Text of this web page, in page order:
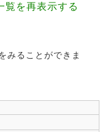
覧を再表示する
みることができま